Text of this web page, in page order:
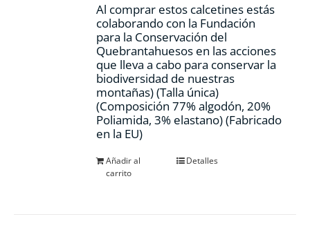
Al comprar estos calcetines estás
colaborando con la Fundación
para la Conservación del
Quebrantahuesos en las acciones
que lleva a cabo para conservar la
biodiversidad de nuestras
montañas) (Talla única)
(Composición 77% algodón, 20%
Poliamida, 3% elastano) (Fabricado
en la EU)
Añadir al
carrito
Detalles